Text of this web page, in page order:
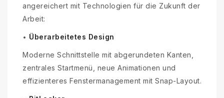
angereichert mit Technologien für die Zukunft der
Arbeit:
• Überarbeitetes Design
Moderne Schnittstelle mit abgerundeten Kanten,
zentrales Startmenü, neue Animationen und
effizienteres Fenstermanagement mit Snap-Layout.